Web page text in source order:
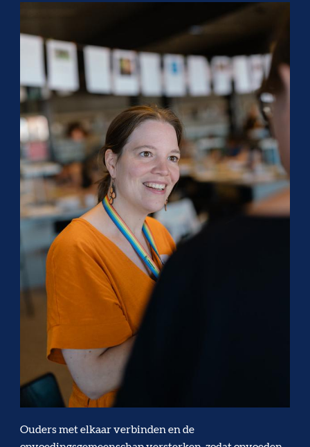
Ouders met elkaar verbinden en de